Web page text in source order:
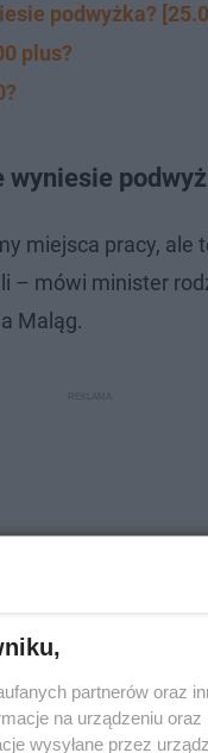
podwyżka?
plus?
wyniesie
miejsca pracy, ale
– mówi minister
Maląg.
partnerów oraz
na urządzeniu
wysyłane przez